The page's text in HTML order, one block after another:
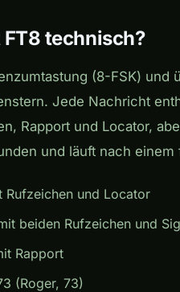
technisch?
(8-FSK) und
Jede Nachricht
Rapport und Locator,
und läuft nach einem
Rufzeichen und Locator
beiden Rufzeichen und
Rapport
(Roger, 73)